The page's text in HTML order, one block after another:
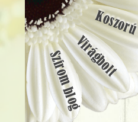
Koszorú
Virágbolt
Szirom blog